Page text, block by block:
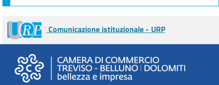
Comunicazione istituzionale - URP